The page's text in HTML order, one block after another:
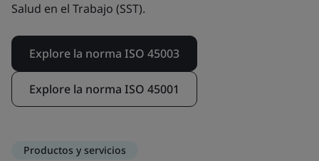
Salud en el Trabajo (SST).
Explore la norma ISO 45003
Explore la norma ISO 45001
Productos y servicios